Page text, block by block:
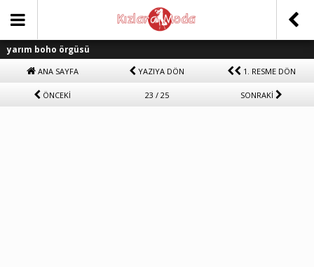
yarım boho örgüsü
ANA SAYFA YAZIYA DÖN 1. RESME DÖN
ÖNCEKİ 23 / 25 SONRAKİ